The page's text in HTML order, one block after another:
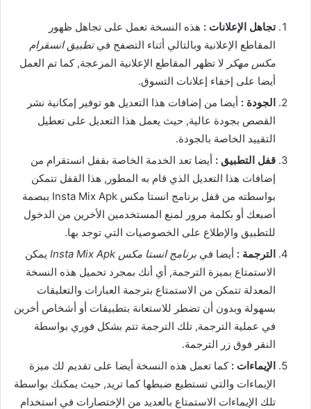
تجاهل الإعلانات : هذه النسخة تعمل على تجاهل ظهور
المقاطع الإعلانية وبالتالي أثناء التصفح فيتطبيق انسقرام
مكس مهكر لا تظهر المقاطع الإعلانية المزعجة, كما تم العمل
أيضا على إخفاء إعلانات التسوق.
الجودة : أيضا من إضافات هذا التعديل هو توفير إمكانية نشر
القصص بجودة عالية, حيث يعمل هذا التعديل على تعطيل
التقييد الخاصة بالجودة.
قفل التطبيق : أيضا تعد الخدمة الخاصة بقفل انستقرام من
إضافات هذا التعديل الذي قام به المطور, هذا القفل تتمكن
بواسطته من قفل برنامج انستا مكس Insta Mix Apk ببصمة
أصبعك أو بكلمة مرور لمنع المستخدمين الأخرين من الدخول
للتطبيق والإطلاع على الخصوصيات التي توجد بها.
الترجمة : أيضا في برنامج انستا مكس Insta Mix Apk
يمكن
الاستمتاع بميزة الترجمة, أي أنك بمجرد تحميل هذه النسخة
المعدلة تتمكن من الاستمتاع بترجمة العبارات والتعليقات
بسهولة وبدون أن تضطر للاستعانة بتطبيقات أو أشخاص أخرين
في عملية الترجمة, تلك الترجمة تتم بشكل فوري بواسطة
النقر فوق زر الترجمة.
الإيماءات : كما تعمل هذه النسخة أيضا على تقديم لك ميزة
الإيماءات والتي تستطيع ضبطها كما تريد, حيث يمكنك بواسطة
تلك الإيماءات الاستمتاع بالعديد من الإختصارات في استخدام